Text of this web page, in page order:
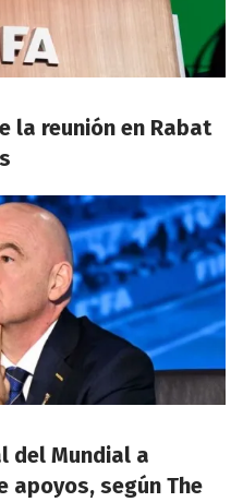
la reunión en Rabat
del Mundial a
apoyos, según The